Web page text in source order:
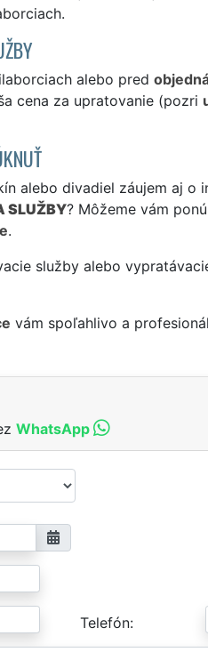
alebo pred
cena za upratovanie (pozri
alebo divadiel záujem aj o
SLUŽBY? Môžeme vám
.
služby alebo
vám spoľahlivo a
WhatsApp
Telefón